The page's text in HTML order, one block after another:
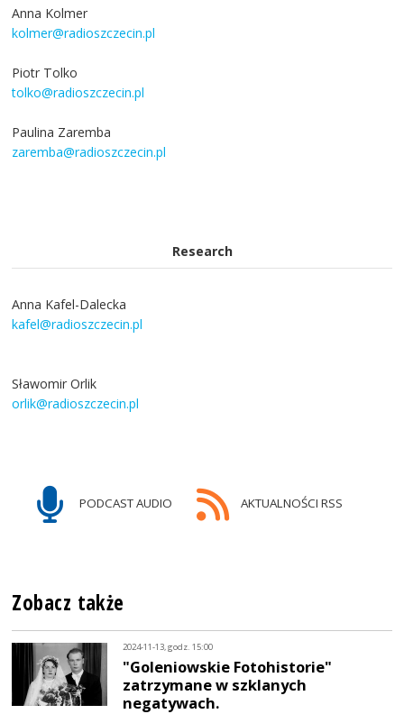
Anna Kolmer
kolmer@radioszczecin.pl
Piotr Tolko
tolko@radioszczecin.pl
Paulina Zaremba
zaremba@radioszczecin.pl
Research
Anna Kafel-Dalecka
kafel@radioszczecin.pl
Sławomir Orlik
orlik@radioszczecin.pl
PODCAST AUDIO AKTUALNOŚCI RSS
Zobacz także
2024-11-13, godz. 15:00
"Goleniowskie Fotohistorie"
zatrzymane w szklanych
negatywach.